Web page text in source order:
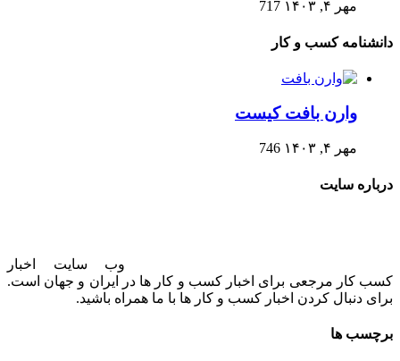
مهر ۴, ۱۴۰۳ 717
دانشنامه کسب و کار
وارن بافت کیست
مهر ۴, ۱۴۰۳ 746
درباره سایت
وب سایت اخبار
کسب کار مرجعی برای اخبار کسب و کار ها در ایران و جهان است.
برای دنبال کردن اخبار کسب و کار ها با ما همراه باشید.
برچسب ها